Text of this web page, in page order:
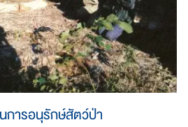
การอนุรักษ์สัตว์ป่า